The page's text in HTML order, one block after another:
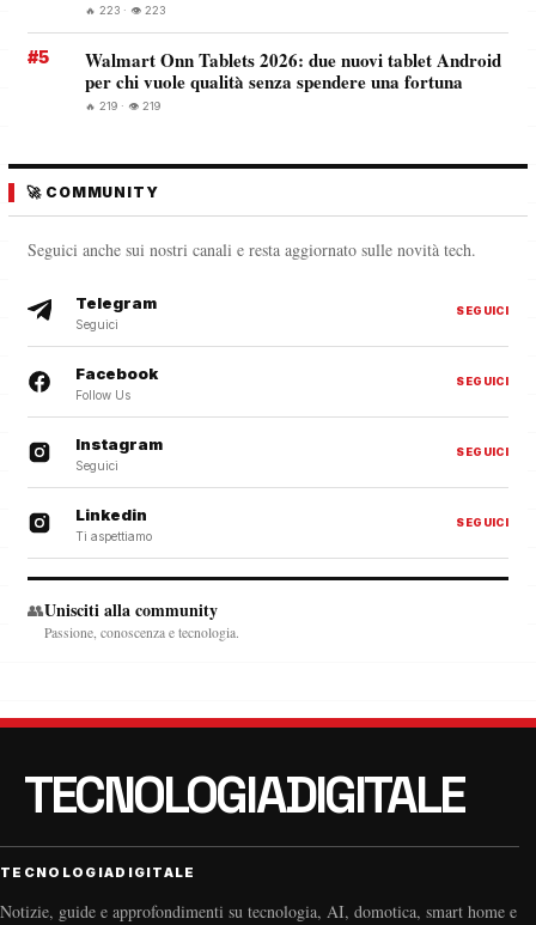
🔥 223 · 👁️ 223
#5
Walmart Onn Tablets 2026: due nuovi tablet Android
per chi vuole qualità senza spendere una fortuna
🔥 219 · 👁️ 219
🚀 COMMUNITY
Seguici anche sui nostri canali e resta aggiornato sulle novità tech.
Telegram
Seguici
SEGUICI
Facebook
Follow Us
SEGUICI
Instagram
Seguici
SEGUICI
Linkedin
Ti aspettiamo
SEGUICI
👥Unisciti alla community
Passione, conoscenza e tecnologia.
TECNOLOGIADIGITALE
Notizie, guide e approfondimenti su tecnologia, AI, domotica, smart home e